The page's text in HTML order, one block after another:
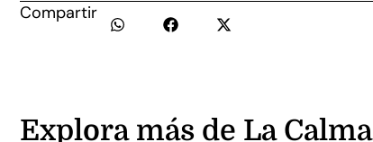
Compartir
Explora más de La Calma